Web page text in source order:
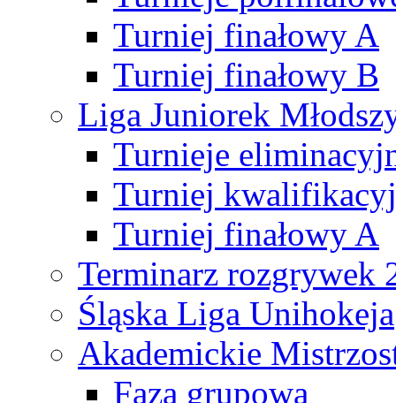
Turniej finałowy A
Turniej finałowy B
Liga Juniorek
Turnieje
Turniej
Turniej finałowy A
Terminarz rozgrywek
Śląska Liga Unihokeja
Akademickie
Faza grupowa